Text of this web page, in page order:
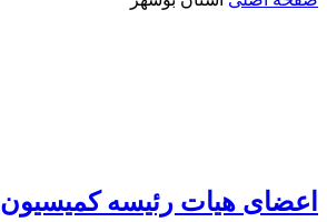
اعضای هیات رئیسه